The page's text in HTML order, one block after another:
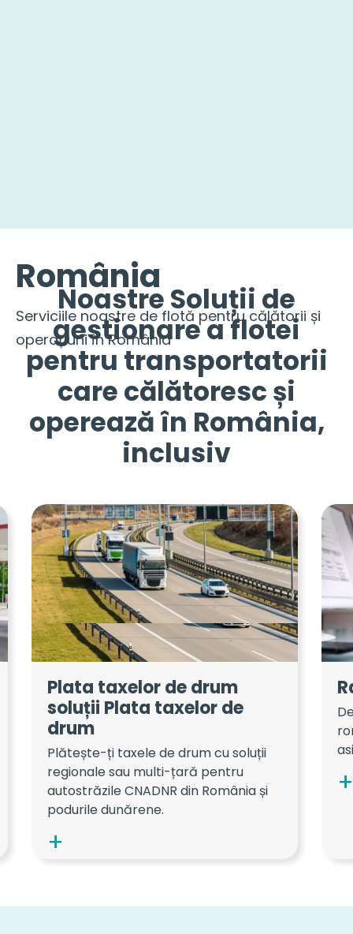
România
Serviciile noastre de flotă pentru călătorii și
operațiuni în România
Noastre Soluții de
gestionare a flotei
pentru transportatorii
care călătoresc și
operează în România,
inclusiv
Plata taxelor de drum
soluții Plata taxelor de
drum
Plătește-ți taxele de drum cu soluții
regionale sau multi-țară pentru
autostrăzile CNADNR din România și
podurile dunărene.